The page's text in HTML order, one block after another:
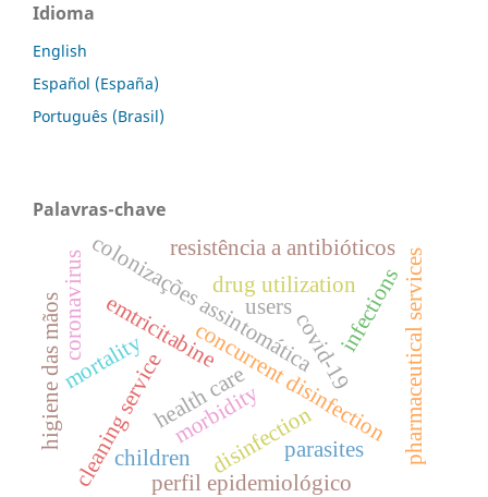
Idioma
English
Español (España)
Português (Brasil)
Palavras-chave
covid-19
colonizações assintomáticainfections
concurrent disinfection
health care
cleaning service disinfection
emtricitabine pharmaceutical services
perfil epidemiológico
resistência a antibióticos
users
morbidity
mortality
higiene das mãoscoronavirus
children
drug utilization
parasites